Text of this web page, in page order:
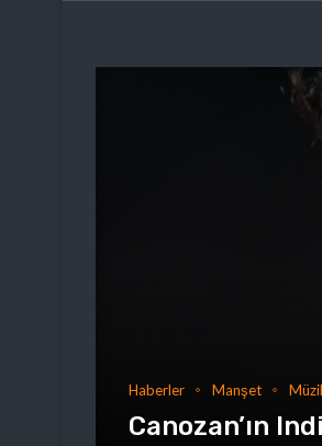
Haberler Manşet
Canozan’ın